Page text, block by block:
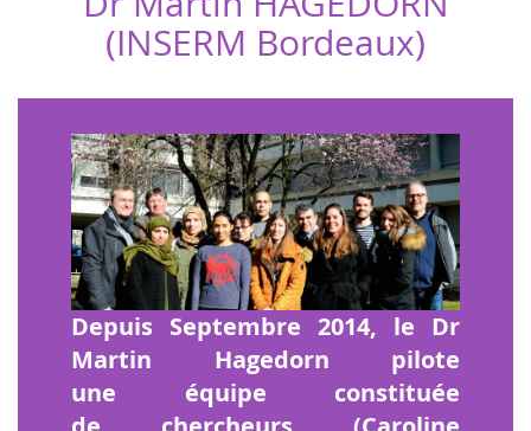
(INSERM Bordeaux)
Depuis Septembre 2014, le Dr
Martin Hagedorn pilote
une équipe constituée